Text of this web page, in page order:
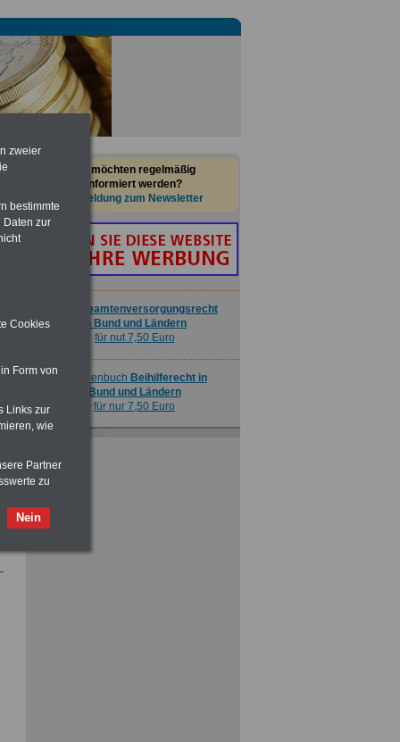
Sie möchten regelmäßig
informiert werden?
Anmeldung zum Newsletter
in Bund und Ländern
für nut 7,50 Euro
Taschenbuch
Bund und Ländern
für nur 7,50 Euro
OnlineBuch Nebentätigkeit sind Sie
für nur 7,50 Euro auf der sicheren Seite
Beamtenversorgungsrecht
in Bund und Ländern
für nut 7,50 Euro
Taschenbuch Beihilferecht in
Bund und Ländern
für nur 7,50 Euro
OnlineBuch Nebentätigkeit sind Sie
zweier
bestimmte
Daten zur
Cookies
Form von
Links zur
wie
Partner
zu
Nein